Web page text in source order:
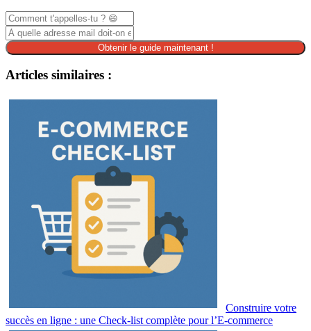
Obtenir le guide maintenant !
Articles similaires :
Construire votre
succès en ligne : une Check-list complète pour l’E-commerce